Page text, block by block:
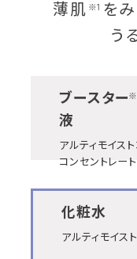
薄肌 ※1 を
う
ブースター
液
アルティモイス
コンセントレー
化粧水
アルティモイス